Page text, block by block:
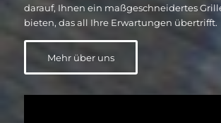
darauf, Ihnen ein maßgeschneidertes
bieten, das all Ihre Erwartungen übertrifft.
Mehr über uns